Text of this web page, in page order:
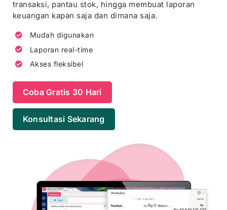
transaksi, pantau stok, hingga membuat laporan
keuangan kapan saja dan dimana saja.
Mudah digunakan
Laporan real-time
Akses fleksibel
Coba Gratis 30 Hari
Konsultasi Sekarang